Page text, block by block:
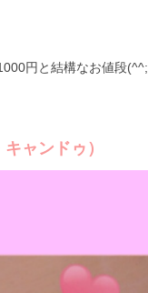
円と結構なお値段(^^;
ャンドゥ）